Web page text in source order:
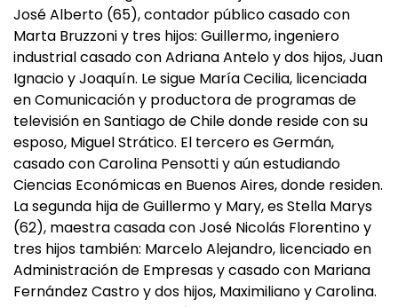
José Alberto (65), contador público casado con
Marta Bruzzoni y tres hijos: Guillermo, ingeniero
industrial casado con Adriana Antelo y dos hijos, Juan
Ignacio y Joaquín. Le sigue María Cecilia, licenciada
en Comunicación y productora de programas de
televisión en Santiago de Chile donde reside con su
esposo, Miguel Strático. El tercero es Germán,
casado con Carolina Pensotti y aún estudiando
Ciencias Económicas en Buenos Aires, donde residen.
La segunda hija de Guillermo y Mary, es Stella Marys
(62), maestra casada con José Nicolás Florentino y
tres hijos también: Marcelo Alejandro, licenciado en
Administración de Empresas y casado con Mariana
Fernández Castro y dos hijos, Maximiliano y Carolina.